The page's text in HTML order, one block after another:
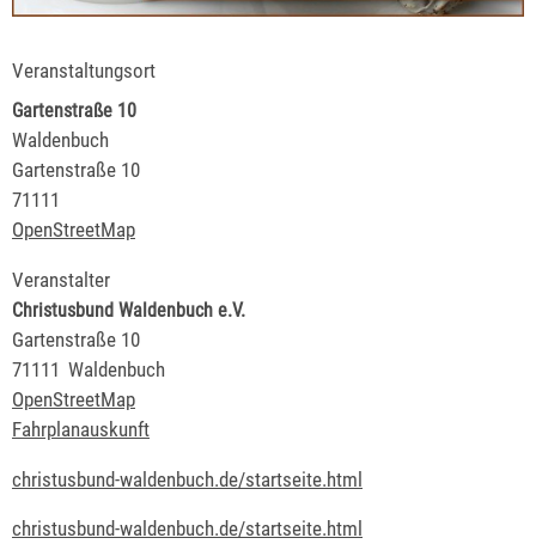
Veranstaltungsort
Gartenstraße 10
Waldenbuch
Gartenstraße 10
71111
OpenStreetMap
Veranstalter
Christusbund Waldenbuch e.V.
Gartenstraße 10
71111 Waldenbuch
OpenStreetMap
Fahrplanauskunft
christusbund-waldenbuch.de/startseite.html
christusbund-waldenbuch.de/startseite.html